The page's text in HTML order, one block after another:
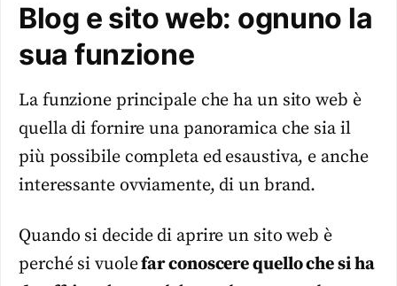
Blog e sito web: ognuno la
sua funzione
La funzione principale che ha un sito web è
quella di fornire una panoramica che sia il
più possibile completa ed esaustiva, e anche
interessante ovviamente, di un brand.
Quando si decide di aprire un sito web è
perché si vuolefar conoscere quello che si ha